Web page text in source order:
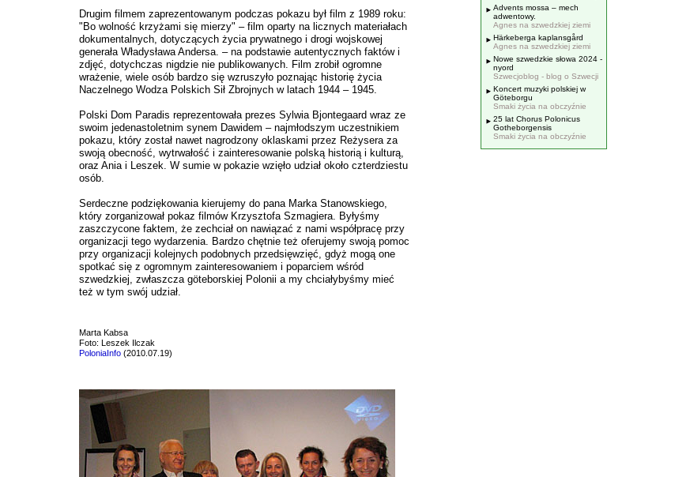
Drugim filmem zaprezentowanym podczas pokazu był film z 1989 roku:
"Bo wolność krzyżami się mierzy" – film oparty na licznych materiałach
dokumentalnych, dotyczących życia prywatnego i drogi wojskowej
generała Władysława Andersa. – na podstawie autentycznych faktów i
zdjęć, dotychczas nigdzie nie publikowanych. Film zrobił ogromne
wrażenie, wiele osób bardzo się wzruszyło poznając historię życia
Naczelnego Wodza Polskich Sił Zbrojnych w latach 1944 – 1945.
Polski Dom Paradis reprezentowała prezes Sylwia Bjontegaard wraz ze
swoim jedenastoletnim synem Dawidem – najmłodszym uczestnikiem
pokazu, który został nawet nagrodzony oklaskami przez Reżysera za
swoją obecność, wytrwałość i zainteresowanie polską historią i kulturą,
oraz Ania i Leszek. W sumie w pokazie wzięło udział około czterdziestu
osób.
Serdeczne podziękowania kierujemy do pana Marka Stanowskiego,
który zorganizował pokaz filmów Krzysztofa Szmagiera. Byłyśmy
zaszczycone faktem, że zechciał on nawiązać z nami współpracę przy
organizacji tego wydarzenia. Bardzo chętnie też oferujemy swoją pomoc
przy organizacji kolejnych podobnych przedsięwzięć, gdyż mogą one
spotkać się z ogromnym zainteresowaniem i poparciem wśród
szwedzkiej, zwłaszcza göteborskiej Polonii a my chciałybyśmy mieć
też w tym swój udział.
Marta Kabsa
Foto: Leszek Ilczak
PoloniaInfo (2010.07.19)
Advents mossa – mech
adwentowy.
Agnes na szwedzkiej ziemi
Härkeberga kaplansgård
Agnes na szwedzkiej ziemi
Nowe szwedzkie słowa 2024 -
nyord
Szwecjoblog - blog o Szwecji
Koncert muzyki polskiej w
Göteborgu
Smaki życia na obczyźnie
25 lat Chorus Polonicus
Gotheborgensis
Smaki życia na obczyźnie